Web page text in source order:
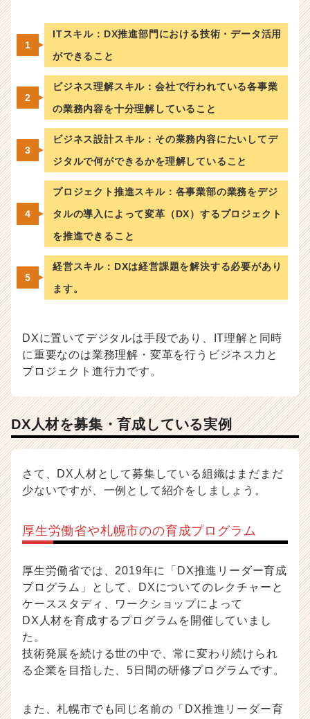
ITスキル：DX推進部門における技術・データ活用
ができること
ビジネス理解スキル：会社で行われている各事業
の業務内容を十分理解していること
ビジネス設計スキル：その業務内容にたいしてデ
ジタルで何ができるかを理解していること
プロジェクト推進スキル：各事業部の業務をデジ
タルの導入によって変革（DX）するプロジェクト
を推進できること
経営スキル：DXは経営課題を解決する必要があり
ます。
DXに置いてデジタルは手段であり、IT理解と同時
に重要なのは業務理解・変革を行うビジネス力と
プロジェクト進行力です。
DX人材を募集・育成している実例
さて、DX人材として募集している組織はまだまだ
少ないですが、一例として紹介をしましょう。
厚生労働省や札幌市のの育成プログラム
厚生労働省では、2019年に「DX推進リーダー育成
プログラム」として、DXについてのレクチャーと
ケーススタディ、ワークショップによって
DX人材を育成するプログラムを開催していまし
た。
技術発展を続ける世の中で、常に変わり続けられ
る企業を目指した、5日間の研修プログラムです。
また、札幌市でも同じ名前の「DX推進リーダー育